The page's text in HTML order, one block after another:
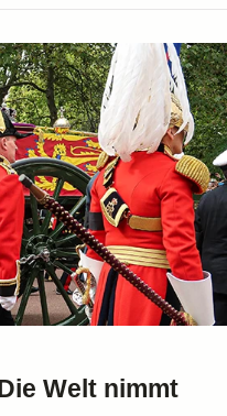
Welt nimmt